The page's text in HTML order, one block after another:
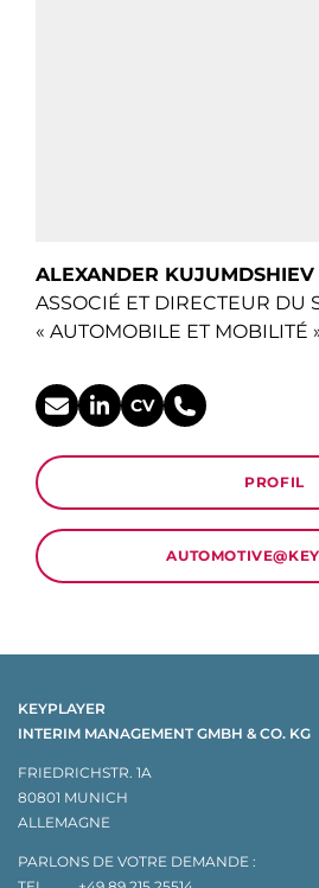
ALEXANDER KUJUMDSHIEV
ASSOCIÉ ET DIRECTEUR DU
« AUTOMOBILE ET MOBILITÉ
CV
PROFIL
KEYPLAYER
INTERIM MANAGEMENT GMBH & CO. KG
FRIEDRICHSTR. 1A
80801 MUNICH
ALLEMAGNE
PARLONS DE VOTRE DEMANDE :